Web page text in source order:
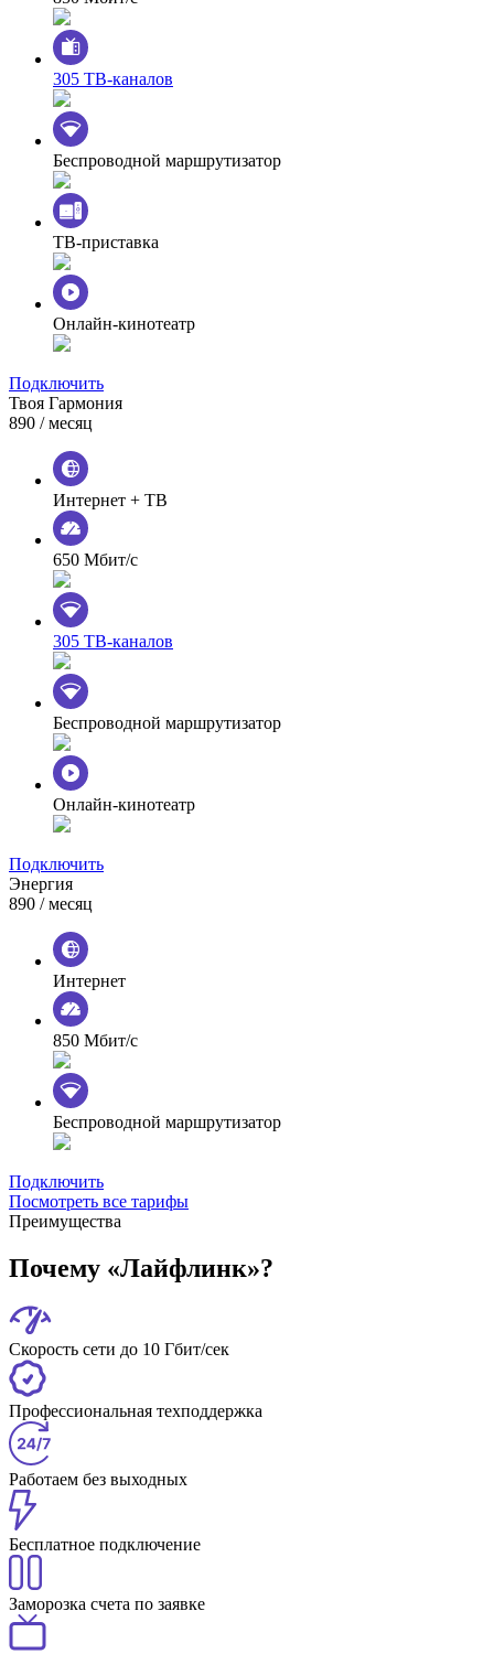
305 ТВ-каналов
Беспроводной маршрутизатор
ТВ-приставка
Онлайн-кинотеатр
Подключить
Твоя Гармония
890 / месяц
Интернет + ТВ
650 Мбит/с
305 ТВ-каналов
Беспроводной маршрутизатор
Онлайн-кинотеатр
Подключить
Энергия
890 / месяц
Интернет
850 Мбит/с
Беспроводной маршрутизатор
Подключить
Посмотреть все тарифы
Преимущества
Почему «Лайфлинк»?
Скорость сети до 10 Гбит/сек
Профессиональная техподдержка
Работаем без выходных
Бесплатное подключение
Заморозка счета по заявке